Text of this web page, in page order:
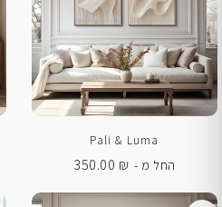
Pali & Luma
החל מ -
350.00 ₪